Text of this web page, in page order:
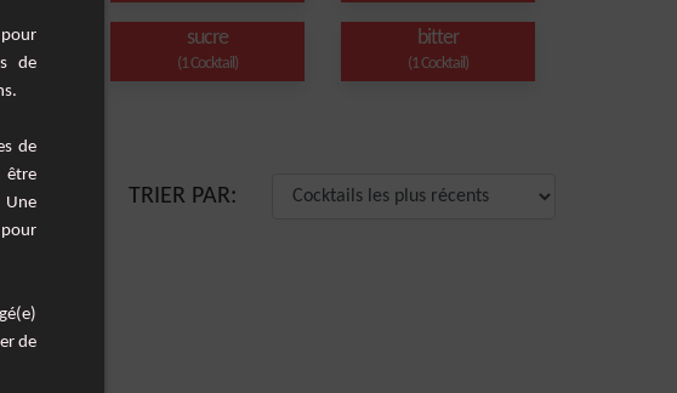
sucre
(1 Cocktail)
bitter
(1 Cocktail)
TRIER PAR:
pour
de
de
être
de